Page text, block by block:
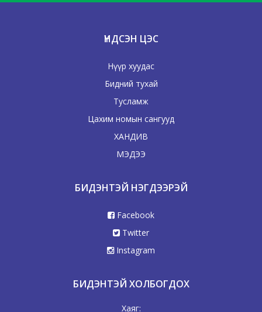
ҮНДСЭН ЦЭС
Нүүр хуудас
Бидний тухай
Тусламж
Цахим номын сангууд
ХАНДИВ
МЭДЭЭ
БИДЭНТЭЙ НЭГДЭЭРЭЙ
Facebook
Twitter
Instagram
БИДЭНТЭЙ ХОЛБОГДОХ
Хаяг: